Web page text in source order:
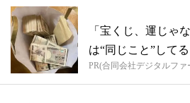
「宝くじ、運じゃ
は“同じこと”してる
PR(合同会社デジタルファ